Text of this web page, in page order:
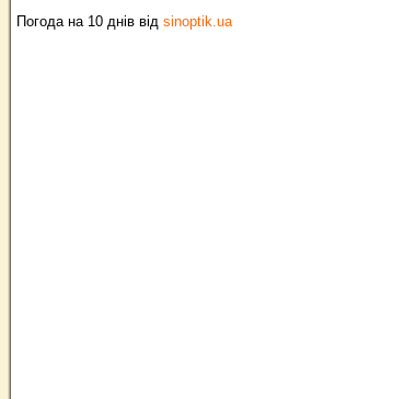
Погода на 10 днів від sinoptik.ua